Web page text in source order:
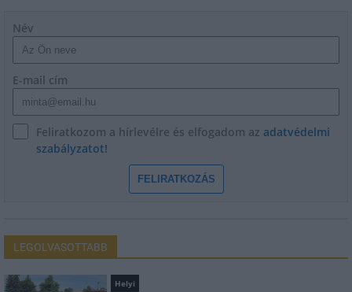
Név
E-mail cím
Feliratkozom a hírlevélre és elfogadom az adatvédelmi
szabályzatot!
FELIRATKOZÁS
LEGOLVASOTTABB
Helyi